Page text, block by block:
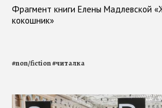
Фрагмент книги Елены Мадлевской
кокошник»
#non/fiction#читалка